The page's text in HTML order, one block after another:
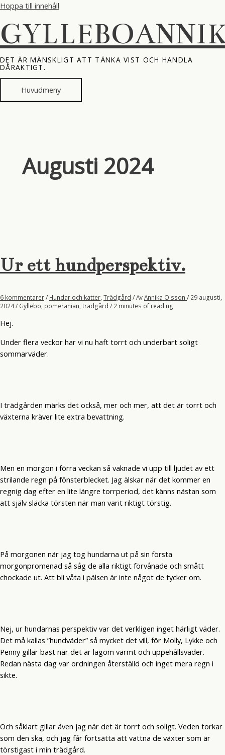
Hoppa till innehåll
DET ÄR MÄNSKLIGT ATT TÄNKA VIST OCH HANDLA
DÅRAKTIGT.
Huvudmeny
Augusti 2024
Ur ett hundperspektiv.
6 kommentarer/ Hundar och katter Trädgård / AvAnnika Olsson / 29 augusti,
2024/ Gyllebo pomeranian trädgård / 2 minutes of reading
Hej.
Under flera veckor har vi nu haft torrt och underbart soligt
sommarväder.
I trädgården märks det också, mer och mer, att det är torrt och
växterna kräver lite extra bevattning.
Men en morgon i förra veckan så vaknade vi upp till ljudet av ett
strilande regn på fönsterblecket. Jag älskar när det kommer en
regnig dag efter en lite längre torrperiod, det känns nästan som
att själv släcka törsten när man varit riktigt törstig.
På morgonen när jag tog hundarna ut på sin första
morgonpromenad så såg de alla riktigt förvånade och smått
chockade ut. Att bli våta i pälsen är inte något de tycker om.
Nej, ur hundarnas perspektiv var det verkligen inget härligt väder.
Det må kallas ”hundväder” så mycket det vill, för Molly, Lykke och
Penny gillar bäst när det är lagom varmt och uppehållsväder.
Redan nästa dag var ordningen återställd och inget mera regn i
sikte.
Och såklart gillar även jag när det är torrt och soligt. Veden torkar
som den ska, och jag får fortsätta att vattna de växter som är
törstigast i min trädgård.